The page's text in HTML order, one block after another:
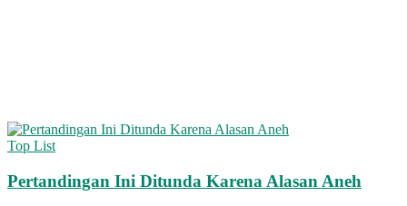
Top List
Pertandingan Ini Ditunda Karena Alasan Aneh